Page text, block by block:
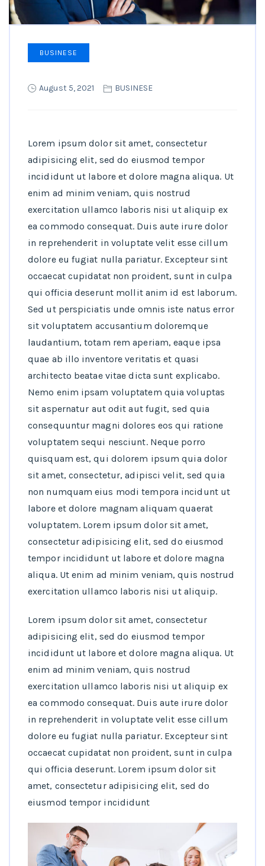
BUSINESE
August 5, 2021 BUSINESE
Lorem ipsum dolor sit amet, consectetur
adipisicing elit, sed do eiusmod tempor
incididunt ut labore et dolore magna aliqua. Ut
enim ad minim veniam, quis nostrud
exercitation ullamco laboris nisi ut aliquip ex
ea commodo consequat. Duis aute irure dolor
in reprehenderit in voluptate velit esse cillum
dolore eu fugiat nulla pariatur. Excepteur sint
occaecat cupidatat non proident, sunt in culpa
qui officia deserunt mollit anim id est laborum.
Sed ut perspiciatis unde omnis iste natus error
sit voluptatem accusantium doloremque
laudantium, totam rem aperiam, eaque ipsa
quae ab illo inventore veritatis et quasi
architecto beatae vitae dicta sunt explicabo.
Nemo enim ipsam voluptatem quia voluptas
sit aspernatur aut odit aut fugit, sed quia
consequuntur magni dolores eos qui ratione
voluptatem sequi nesciunt. Neque porro
quisquam est, qui dolorem ipsum quia dolor
sit amet, consectetur, adipisci velit, sed quia
non numquam eius modi tempora incidunt ut
labore et dolore magnam aliquam quaerat
voluptatem. Lorem ipsum dolor sit amet,
consectetur adipisicing elit, sed do eiusmod
tempor incididunt ut labore et dolore magna
aliqua. Ut enim ad minim veniam, quis nostrud
exercitation ullamco laboris nisi ut aliquip.
Lorem ipsum dolor sit amet, consectetur
adipisicing elit, sed do eiusmod tempor
incididunt ut labore et dolore magna aliqua. Ut
enim ad minim veniam, quis nostrud
exercitation ullamco laboris nisi ut aliquip ex
ea commodo consequat. Duis aute irure dolor
in reprehenderit in voluptate velit esse cillum
dolore eu fugiat nulla pariatur. Excepteur sint
occaecat cupidatat non proident, sunt in culpa
qui officia deserunt. Lorem ipsum dolor sit
amet, consectetur adipisicing elit, sed do
eiusmod tempor incididunt